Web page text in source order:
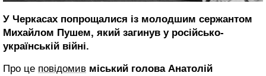
У Черкасах попрощалися із молодшим сержантом
Михайлом Пушем, який загинув у російсько-
українській війні.
Про це повідомив міський голова Анатолій